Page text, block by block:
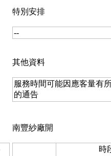
特別安排
--
其他資料
服務時間可能因應客量有
的通告
南豐紗廠開
時